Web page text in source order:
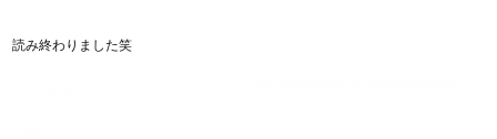
読み終わりました笑